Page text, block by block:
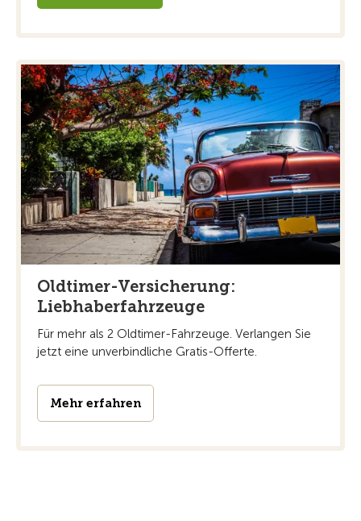
Oldtimer-Versicherung:
Liebhaberfahrzeuge
Für mehr als 2 Oldtimer-Fahrzeuge. Verlangen Sie
jetzt eine unverbindliche Gratis-Offerte.
Mehr erfahren